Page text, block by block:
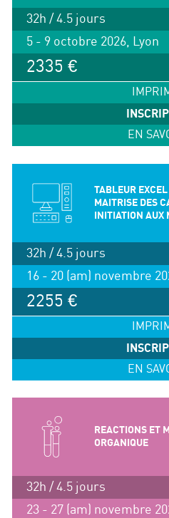
32h / 4.5 jours
5 - 9 octobre 2026, Lyon
2335 €
EN
TABLEUR
MAITRISE DES
INITIATION AUX
32h / 4.5 jours
16 - 20 (am) novembre
2255 €
EN
REACTIONS ET
ORGANIQUE
32h / 4.5 jours
23 - 27 (am) novembre